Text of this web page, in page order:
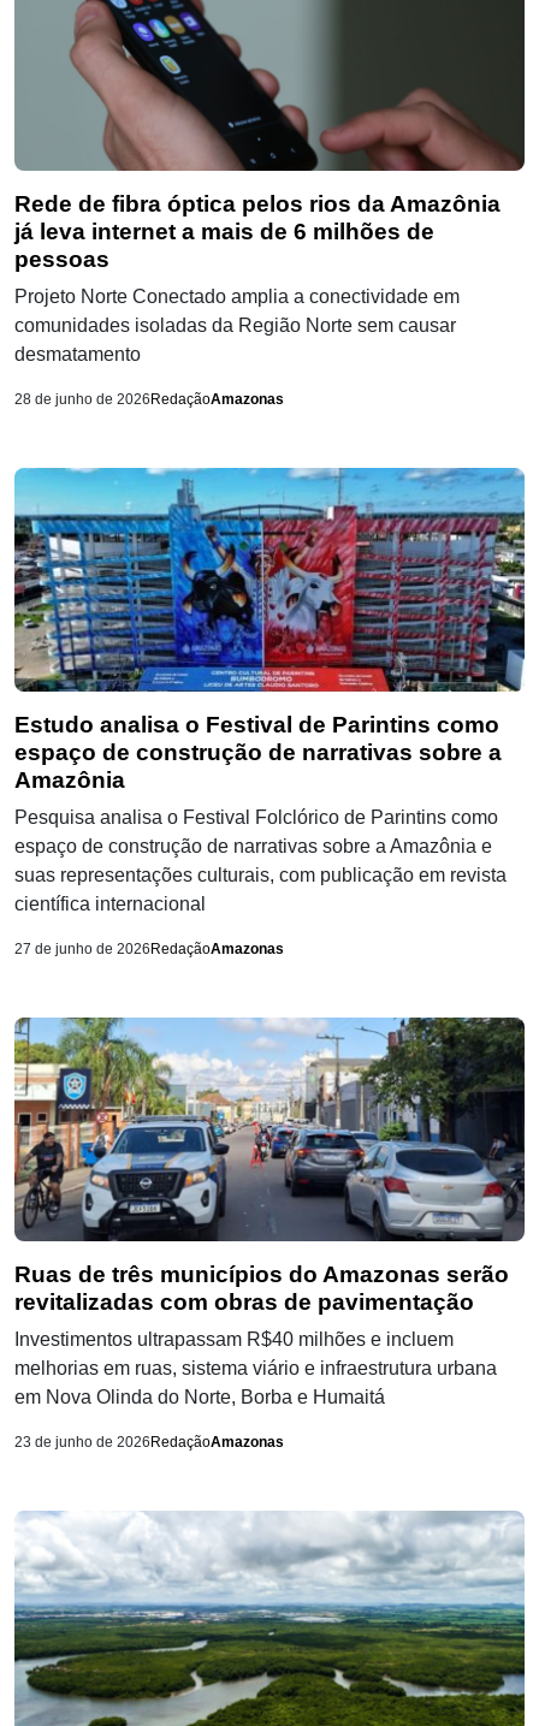
Rede de fibra óptica pelos rios da Amazônia
já leva internet a mais de 6 milhões de
pessoas
Projeto Norte Conectado amplia a conectividade em
comunidades isoladas da Região Norte sem causar
desmatamento
28 de junho de 2026 RedaçãoAmazonas
Estudo analisa o Festival de Parintins como
espaço de construção de narrativas sobre a
Amazônia
Pesquisa analisa o Festival Folclórico de Parintins como
espaço de construção de narrativas sobre a Amazônia e
suas representações culturais, com publicação em revista
científica internacional
27 de junho de 2026 RedaçãoAmazonas
Ruas de três municípios do Amazonas serão
revitalizadas com obras de pavimentação
Investimentos ultrapassam R$40 milhões e incluem
melhorias em ruas, sistema viário e infraestrutura urbana
em Nova Olinda do Norte, Borba e Humaitá
23 de junho de 2026 RedaçãoAmazonas